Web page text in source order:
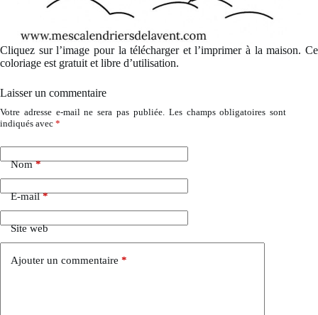
Cliquez sur l’image pour la télécharger et l’imprimer à la maison. Ce
coloriage est gratuit et libre d’utilisation.
Laisser un commentaire
Votre adresse e-mail ne sera pas publiée. Les champs obligatoires sont
indiqués avec *
Nom*
E-mail*
Site web
Ajouter un commentaire *